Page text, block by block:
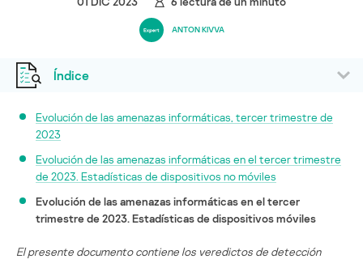
ANTON KIVVA
Índice
Evolución de las amenazas informáticas, tercer trimestre de
2023
Evolución de las amenazas informáticas en el tercer trimestre
de 2023. Estadísticas de dispositivos no móviles
Evolución de las amenazas informáticas en el tercer
trimestre de 2023. Estadísticas de dispositivos móviles
El presente documento contiene los veredictos de detección